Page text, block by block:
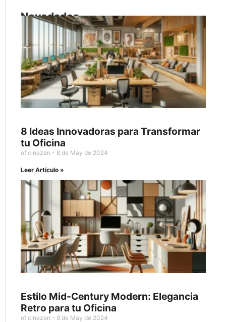
Novedades
8 Ideas Innovadoras para Transformar
tu Oficina
oficinazen 8 de May de 2024
Leer Artículo »
Estilo Mid-Century Modern: Elegancia
Retro para tu Oficina
oficinazen 9 de May de 2024